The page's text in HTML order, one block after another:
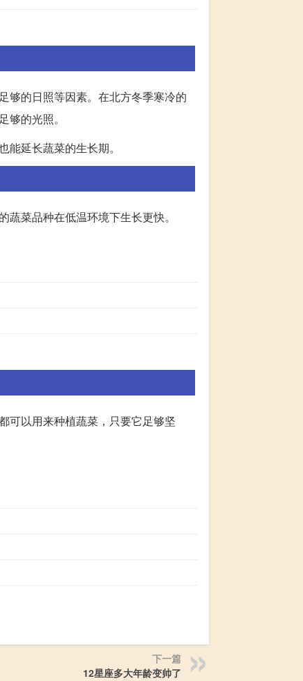
够的日照等因素。在北方冬季寒冷的
的光照。
延长蔬菜的生长期。
菜品种在低温环境下生长更快。
可以用来种植蔬菜，只要它足够坚
下一篇
12星座多大年龄变帅了